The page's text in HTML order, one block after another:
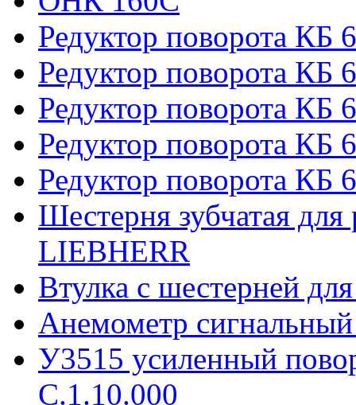
Редуктор поворота КБ
Редуктор поворота КБ
Редуктор поворота КБ
Редуктор поворота КБ
Редуктор поворота КБ
Шестерня зубчатая
LIEBHERR
Втулка с шестерней
Анемометр
У3515 усиленный
С.1.10.000